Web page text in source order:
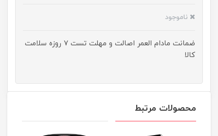
ناموجود
ضمانت مادام العمر اصالت و مهلت تست ۷ روزه سلامت
کالا
محصولات مرتبط